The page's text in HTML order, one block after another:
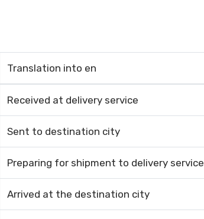
Translation into en
Received at delivery service
Sent to destination city
Preparing for shipment to delivery service
Arrived at the destination city